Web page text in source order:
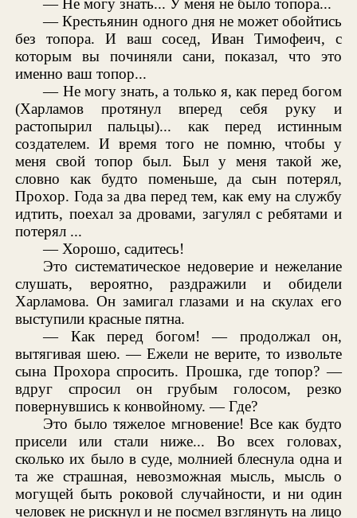
— Не могу знать... У меня не было топора...
— Крестьянин одного дня не может обойтись
без топора. И ваш сосед, Иван Тимофеич, с
которым вы починяли сани, показал, что это
именно ваш топор...
— Не могу знать, а только я, как перед богом
(Харламов протянул вперед себя руку и
растопырил пальцы)... как перед истинным
создателем. И время того не помню, чтобы у
меня свой топор был. Был у меня такой же,
словно как будто поменьше, да сын потерял,
Прохор. Года за два перед тем, как ему на службу
идтить, поехал за дровами, загулял с ребятами и
потерял ...
— Хорошо, садитесь!
Это систематическое недоверие и нежелание
слушать, вероятно, раздражили и обидели
Харламова. Он замигал глазами и на скулах его
выступили красные пятна.
— Как перед богом! — продолжал он,
вытягивая шею. — Ежели не верите, то извольте
сына Прохора спросить. Прошка, где топор? —
вдруг спросил он грубым голосом, резко
повернувшись к конвойному. — Где?
Это было тяжелое мгновение! Все как будто
присели или стали ниже... Во всех головах,
сколько их было в суде, молнией блеснула одна и
та же страшная, невозможная мысль, мысль о
могущей быть роковой случайности, и ни один
человек не рискнул и не посмел взглянуть на лицо